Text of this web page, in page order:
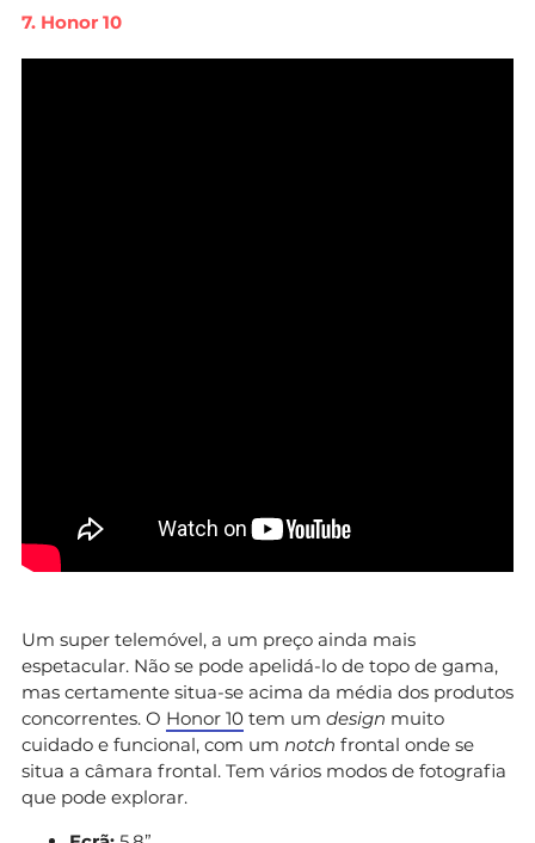
7. Honor 10
Um super telemóvel, a um preço ainda mais
espetacular. Não se pode apelidá-lo de topo de gama,
mas certamente situa-se acima da média dos produtos
concorrentes. O Honor 10 tem um design muito
cuidado e funcional, com um notch frontal onde se
situa a câmara frontal. Tem vários modos de fotografia
que pode explorar.